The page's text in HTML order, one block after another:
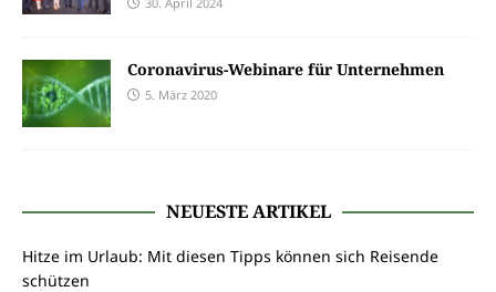
Coronavirus-Webinare für Unternehmen
5. März 2020
NEUESTE ARTIKEL
Hitze im Urlaub: Mit diesen Tipps können sich Reisende
schützen